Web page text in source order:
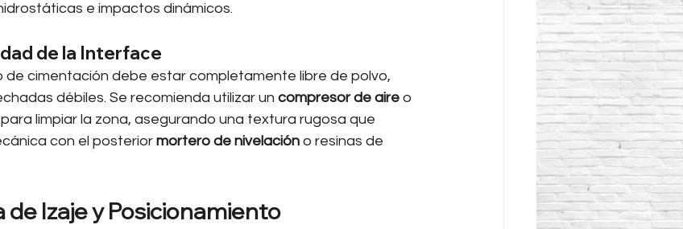
e impactos dinámicos.
de la Interface
de cimentación debe estar completamente libre de polvo,
débiles. Se recomienda utilizar un compresor de aire o
limpiar la zona, asegurando una textura rugosa que
con el posterior mortero de nivelación o resinas de
de Izaje y Posicionamiento